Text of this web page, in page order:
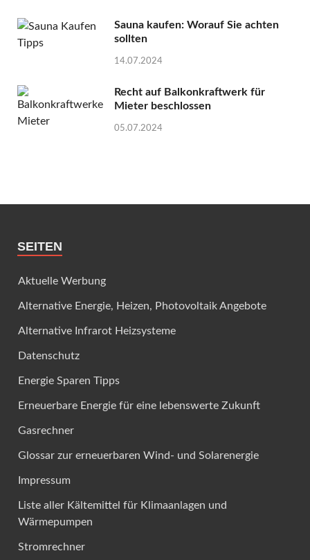
Sauna kaufen: Worauf Sie achten
sollten
14.07.2024
Recht auf Balkonkraftwerk für
Mieter beschlossen
05.07.2024
SEITEN
Aktuelle Werbung
Alternative Energie, Heizen, Photovoltaik Angebote
Alternative Infrarot Heizsysteme
Datenschutz
Energie Sparen Tipps
Erneuerbare Energie für eine lebenswerte Zukunft
Gasrechner
Glossar zur erneuerbaren Wind- und Solarenergie
Impressum
Liste aller Kältemittel für Klimaanlagen und
Wärmepumpen
Stromrechner